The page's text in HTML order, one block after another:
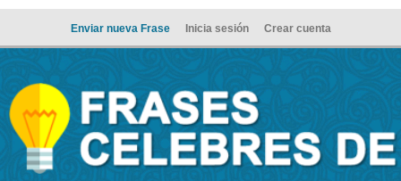
Enviar nueva Frase Inicia sesión Crear cuenta